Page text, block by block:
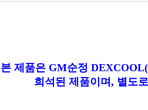
본 제품은 GM순정
희석된 제품이며, 별도